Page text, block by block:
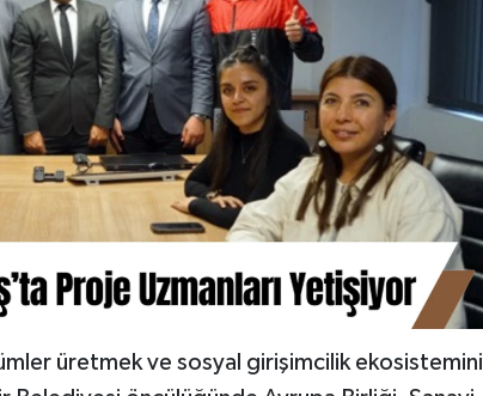
üretmek ve sosyal girişimcilik ekosistemini